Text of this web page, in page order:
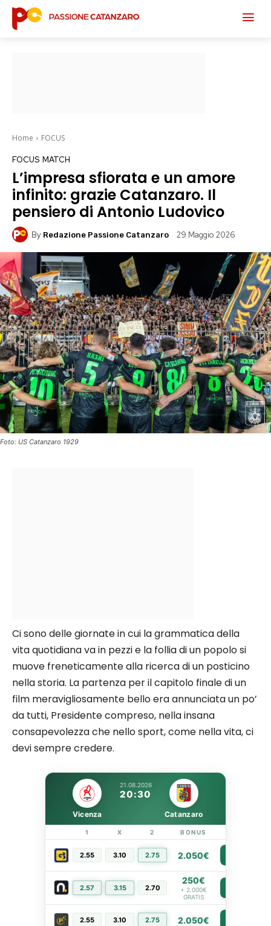
Home FOCUS
FOCUS MATCH
L’impresa sfiorata e un amore
infinito: grazie Catanzaro. Il
pensiero di Antonio Ludovico
By Redazione Passione Catanzaro 29 Maggio 2026
Foto: US Catanzaro 1929
Ci sono delle giornate in cui la grammatica della
vita quotidiana va in pezzi e la follia di un popolo si
muove freneticamente alla ricerca di un posticino
nella storia. La partenza per il capitolo finale di un
film meravigliosamente bello era annunciata un po’
da tutti, Presidente compreso, nella insana
consapevolezza che nello sport, come nella vita, ci
devi sempre credere.
21.08.2026
20:30
Vicenza Catanzaro
1 X 2 BONUS
2.55 3.10 2.75 2.050€
2.57 3.15 2.70
250€
+ 2.000€
GRATIS
2.55 3.10 2.75 2.050€